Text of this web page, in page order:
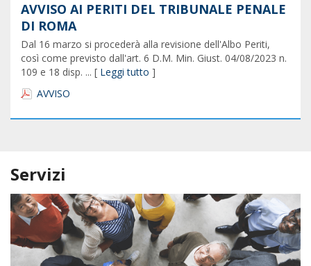
AVVISO AI PERITI DEL TRIBUNALE PENALE
DI ROMA
Dal 16 marzo si procederà alla revisione dell'Albo Periti,
così come previsto dall'art. 6 D.M. Min. Giust. 04/08/2023 n.
109 e 18 disp. ... [ Leggi tutto ]
AVVISO
Servizi